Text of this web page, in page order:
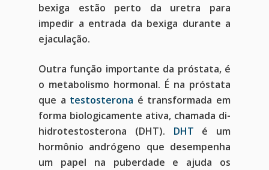
bexiga estão perto da uretra para
impedir a entrada da bexiga durante a
ejaculação.
Outra função importante da próstata, é
o metabolismo hormonal. É na próstata
que a testosterona é transformada em
forma biologicamente ativa, chamada di-
hidrotestosterona (DHT). DHT é um
hormônio andrógeno que desempenha
um papel na puberdade e ajuda os